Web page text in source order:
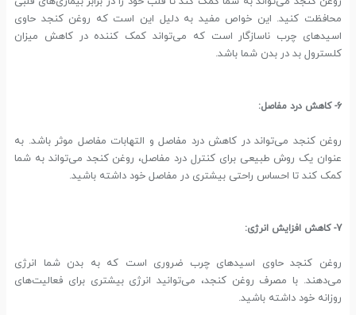
محافظت کنید. این خواص مفید به دلیل این است که روغن کنجد حاوی
اسیدهای چرب ناسازگار است که می‌تواند کمک کننده در کاهش میزان
کلسترول بد در بدن شما باشد.
6- کاهش درد مفاصل:
روغن کنجد می‌تواند در کاهش درد مفاصل و التهابات مفاصل موثر باشد. به
عنوان یک روش طبیعی برای کنترل درد مفاصل، روغن کنجد می‌تواند به شما
کمک کند تا احساس راحتی بیشتری در مفاصل خود داشته باشید.
7- کاهش افزایش انرژی:
روغن کنجد حاوی اسیدهای چرب ضروری است که به بدن شما انرژی
می‌دهند. با مصرف روغن کنجد، می‌توانید انرژی بیشتری برای فعالیت‌های
روزانه خود داشته باشید.